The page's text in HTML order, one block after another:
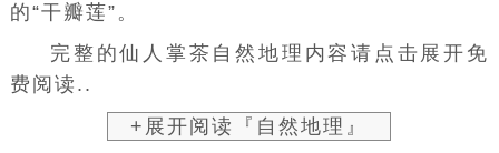
的“干瓣莲”。
完整的仙人掌茶自然地理内容请点击展开免
费阅读..
+展开阅读『自然地理』